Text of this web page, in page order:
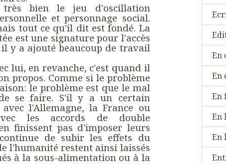
bien le jeu d'oscillation
et personnage social.
tout ce qu'il dit est fondé. La
est une signature pour l'accès
y a ajouté beaucoup de travail
lui, en revanche, c'est quand il
propos. Comme si le problème
le problème est que le mal
se faire. S'il y a un certain
l'Allemagne, la France ou
les accords de double
finissent pas d'imposer leurs
de subir les effets du
l'humanité restent ainsi laissés
à la sous-alimentation ou à la
En
En
En
En
En